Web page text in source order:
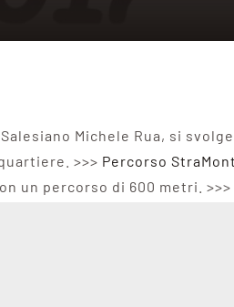
Michele Rua, si
>>> Percorso
un percorso di 600 metri. >>>